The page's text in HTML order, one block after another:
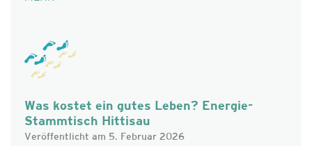
Was kostet ein gutes Leben? Energie-
Stammtisch Hittisau
Veröffentlicht am 5. Februar 2026